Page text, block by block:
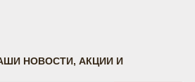
НОВОСТИ, АКЦИИ И